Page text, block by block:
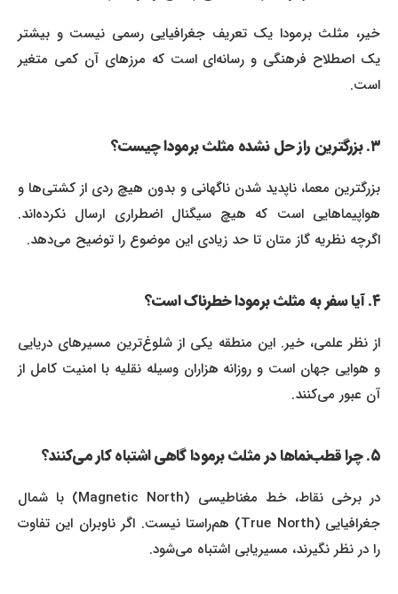
خیر، مثلث برمودا یک تعریف جغرافیایی رسمی نیست و بیشتر
یک اصطلاح فرهنگی و رسانه‌ای است که مرزهای آن کمی متغیر
است.
بزرگترین معما، ناپدید شدن ناگهانی و بدون هیچ ردی از کشتی‌ها و
هواپیماهایی است که هیچ سیگنال اضطراری ارسال نکرده‌اند.
اگرچه نظریه گاز متان تا حد زیادی این موضوع را توضیح می‌دهد.
از نظر علمی، خیر. این منطقه یکی از شلوغ‌ترین مسیرهای دریایی
و هوایی جهان است و روزانه هزاران وسیله نقلیه با امنیت کامل از
آن عبور می‌کنند.
در برخی نقاط، خط مغناطیسی (Magnetic North) با شمال
جغرافیایی (True North) هم‌راستا نیست. اگر ناوبران این تفاوت
را در نظر نگیرند، مسیریابی اشتباه می‌شود.